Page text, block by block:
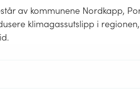
av kommunene Nordkapp,
klimagassutslipp i